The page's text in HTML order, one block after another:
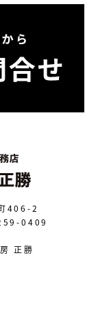
406-2
0409
正勝